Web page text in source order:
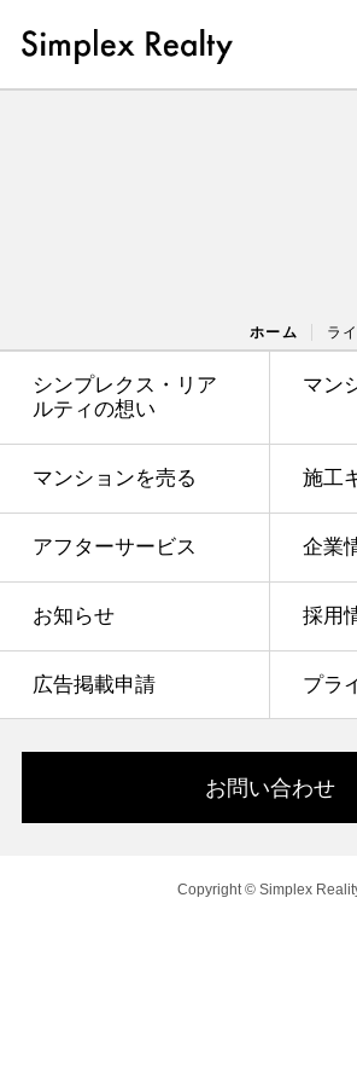
ホーム ラ
シンプレクス・リア
ルティの想い
マン
マンションを売る 施工
アフターサービス 企業
お知らせ 採用
広告掲載申請 プラ
お問い合わせ
Copyright © Simplex